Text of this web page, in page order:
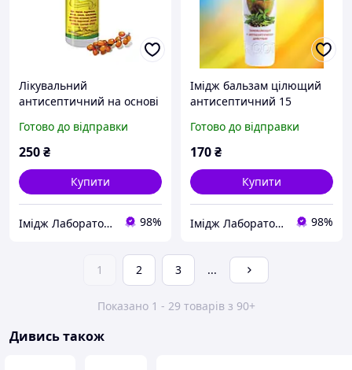
Лікувальний
антисептичний на основі
обліпихи та чайного
дерева, ромашки. Імідж
Готово до відправки
250₴
Купити
Імідж Лабораторія 98%
Імідж бальзам цілющий
антисептичний 15
Готово до відправки
170₴
Купити
Імідж Лабораторія 98%
1 2 3 ...
Показано 1 - 29 товарів з 90+
Дивись також